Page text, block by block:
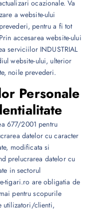
ocazionale. Va
a website-ului
pentru a fi tot
accesarea website-ului
serviciilor INDUSTRIAL
website-ului, ulterior
noile prevederi.
Personale
677/2001 pentru
datelor cu caracter
modificata si
prelucrarea datelor cu
in sectorul
tigari.ro are obligatia de
pentru scopurile
utilizatori/clienti,